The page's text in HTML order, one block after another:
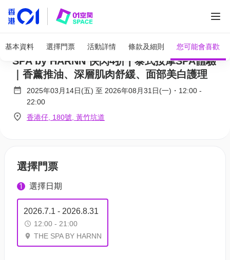
基本資料 選擇門票 活動詳情 條款及細則 您可能會喜歡
酒店SPA推介 | 香港海洋公園萬豪酒店 THE
SPA by HARNN 快閃4折 | 泰式按摩SPA體驗
｜香薰推油、深層肌肉舒緩、面部美白護理
2025年03月14日(五) 至 2026年08月31日(一) ・ 12:00 -
22:00
香港仔, 180號, 黃竹坑道
選擇門票
1 選擇日期
2026.7.1 - 2026.8.31
12:00 - 21:00
THE SPA BY HARNN